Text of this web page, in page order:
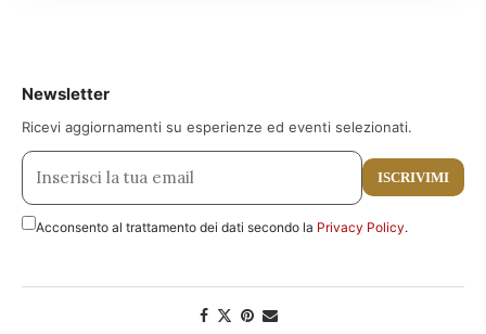
Newsletter
Ricevi aggiornamenti su esperienze ed eventi selezionati.
ISCRIVIMI
Acconsento al trattamento dei dati secondo la Privacy Policy.